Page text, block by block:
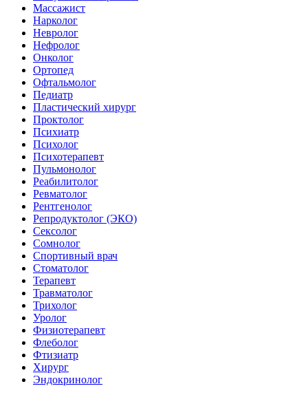
Массажист
Нарколог
Невролог
Нефролог
Онколог
Ортопед
Офтальмолог
Педиатр
Пластический хирург
Проктолог
Психиатр
Психолог
Психотерапевт
Пульмонолог
Реабилитолог
Ревматолог
Рентгенолог
Репродуктолог (ЭКО)
Сексолог
Сомнолог
Спортивный врач
Стоматолог
Терапевт
Травматолог
Трихолог
Уролог
Физиотерапевт
Флеболог
Фтизиатр
Хирург
Эндокринолог